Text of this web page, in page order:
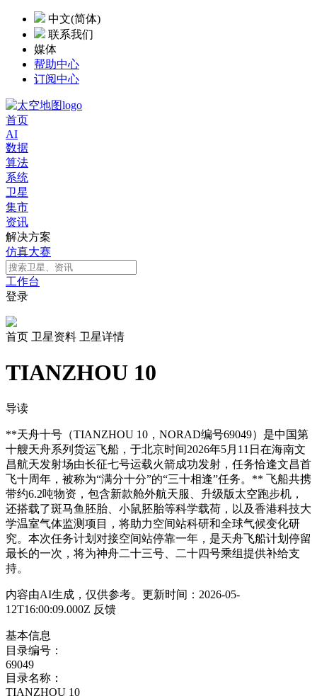
中文(简体)
联系我们
媒体
帮助中心
订阅中心
首页
AI
数据
算法
系统
卫星
集市
资讯
解决方案
仿真大赛
工作台
登录
首页 卫星资料 卫星详情
TIANZHOU 10
导读
**天舟十号（TIANZHOU 10，NORAD编号69049）是中国第
十艘天舟系列货运飞船，于北京时间2026年5月11日在海南文
昌航天发射场由长征七号运载火箭成功发射，任务恰逢文昌首
飞十周年，被称为“满分十分”的“三十相逢”任务。** 飞船共携
带约6.2吨物资，包含新款舱外航天服、升级版太空跑步机，
还搭载了斑马鱼胚胎、小鼠胚胎等科学载荷，以及香港科技大
学温室气体监测项目，将助力空间站科研和全球气候变化研
究。本次任务计划对接空间站停靠一年，是天舟飞船计划停留
最长的一次，将为神舟二十三号、二十四号乘组提供补给支
持。
内容由AI生成，仅供参考。更新时间：2026-05-
12T16:00:09.000Z 反馈
基本信息
目录编号：
69049
目录名称：
TIANZHOU 10